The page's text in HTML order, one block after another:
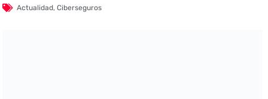
Actualidad,Ciberseguros